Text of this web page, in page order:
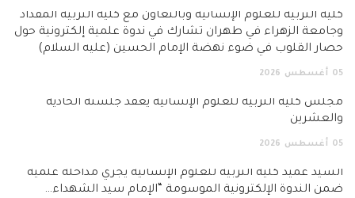
كلية التربية للعلوم الإنسانية وبالتعاون مع كلية التربية المقداد
وجامعة الزهراء في طهران تشارك في ندوة علمية إلكترونية حول
حصار القلوب في ضوء نهضة الإمام الحسين (عليه السلام)
05 أغسطس 2026
مجلس كلية التربية للعلوم الإنسانية يعقد جلسته الحادية
والعشرين
05 أغسطس 2026
السيد عميد كلية التربية للعلوم الإنسانية يجري مداخلة علمية
ضمن الندوة الإلكترونية الموسومة “الإمام سيد الشهداء…